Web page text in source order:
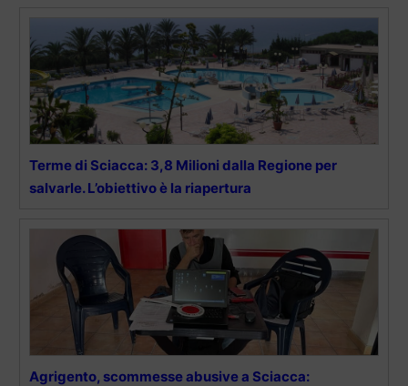
Terme di Sciacca: 3,8 Milioni dalla Regione per
salvarle. L’obiettivo è la riapertura
Agrigento, scommesse abusive a Sciacca: